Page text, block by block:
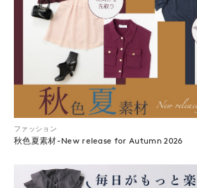
ファッション
秋色夏素材-New release for Autumn 2026